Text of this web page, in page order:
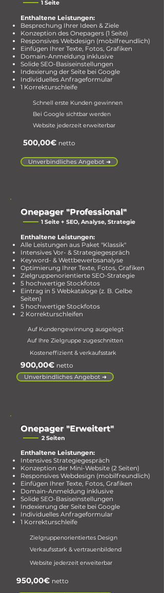
1 Seite
Enthaltene Leistungen:
Besprechung Ihrer Ideen & Ziele
Konzeption des Onepagers (1 Seite)
Responsives Webdesign (mobilfreundlich)
Einfügen Ihrer Texte, Fotos, Grafiken
Domain-Anmeldung inklusive
Solide SEO-Basiseinstellungen
Indexierung der Seite bei Google
Individuelles Anfrageformular
1 Korrekturschleife
Schnell erste Kunden gewinnen
Bei Google sichtbar werden
Website jederzeit erweiterbar
500,00€ netto
Unverbindliches Angebot ➜
Onepager "Professional"
1 Seite + SEO, Analyse, Strategie
Enthaltene Leistungen:
Alle Leistungen aus Paket "Klassik"
Intensives Vor- & Strategiegespräch
Keyword- & Wettbewerbsanalyse
Optimierung Ihrer Texte, Fotos, Grafiken
Zielgruppenorientierte SEO-Strategie
5 hochwertige Stockfotos
Eintrag in 5 Webkataloge (z. B. Gelbe
Seiten)
5 hochwertige Stockfotos
2 Korrekturschleifen
Auf Kundengewinnung ausgelegt
Auf Ihre Zielgruppe zugeschnitten
Kosteneffizient & verkaufsstark
900,00€ netto
Unverbindliches Angebot ➜
Onepager "Erweitert"
2 Seiten
Enthaltene Leistungen:
Intensives Strategiegespräch
Konzeption der Mini-Website (2 Seiten)
Responsives Webdesign (mobilfreundlich)
Einfügen Ihrer Texte, Fotos, Grafiken
Domain-Anmeldung inklusive
Solide SEO-Basiseinstellungen
Indexierung der Seite bei Google
Individuelles Anfrageformular
1 Korrekturschleife
Zielgruppenorientiertes Design
Verkaufsstark & vertrauenbildend
Website jederzeit erweiterbar
950,00€ netto